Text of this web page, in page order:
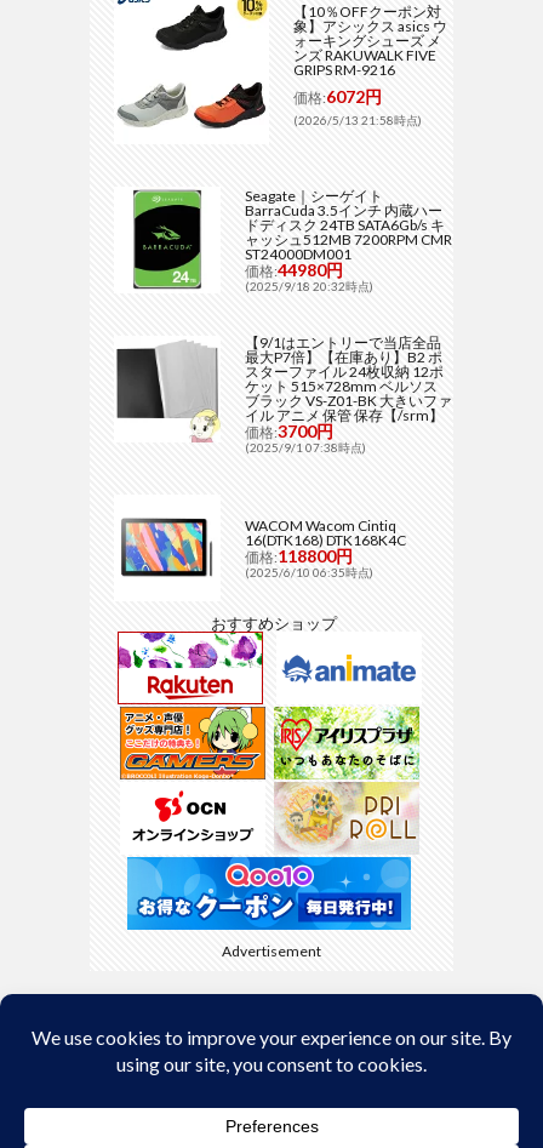
【10％OFFクーポン対
象】アシックス asics ウ
ォーキングシューズ メ
ンズ RAKUWALK FIVE
GRIPS RM-9216
価格:6072円
(2026/5/13 21:58時点)
Seagate｜シーゲイト
BarraCuda 3.5インチ 内蔵ハー
ドディスク 24TB SATA6Gb/s キ
ャッシュ512MB 7200RPM CMR
ST24000DM001
価格:44980円
(2025/9/18 20:32時点)
【9/1はエントリーで当店全品
最大P7倍】【在庫あり】B2 ポ
スターファイル 24枚収納 12ポ
ケット 515×728mm ベルソス
ブラック VS-Z01-BK 大きいファ
イル アニメ 保管 保存【/srm】
価格:3700円
(2025/9/1 07:38時点)
WACOM Wacom Cintiq
16(DTK168) DTK168K4C
価格:118800円
(2025/6/10 06:35時点)
おすすめショップ
Advertisement
Back to Top